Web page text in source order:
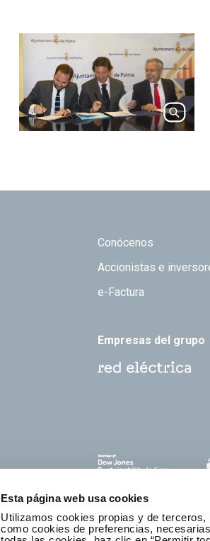
Esta página web usa cookies
Utilizamos cookies propias y de
como cookies de preferencias,
Footer TOP
Conócenos
Accionistas e
e-Factura
Empresas del grupo